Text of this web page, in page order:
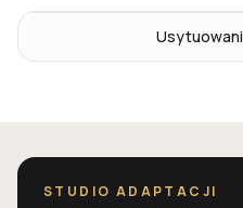
STUDIO ADAPTACJI